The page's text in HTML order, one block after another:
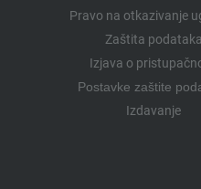
Pravo na otkazivanje
Zaštita podataka
Izjava o
Postavke zaštite
Izdavanje